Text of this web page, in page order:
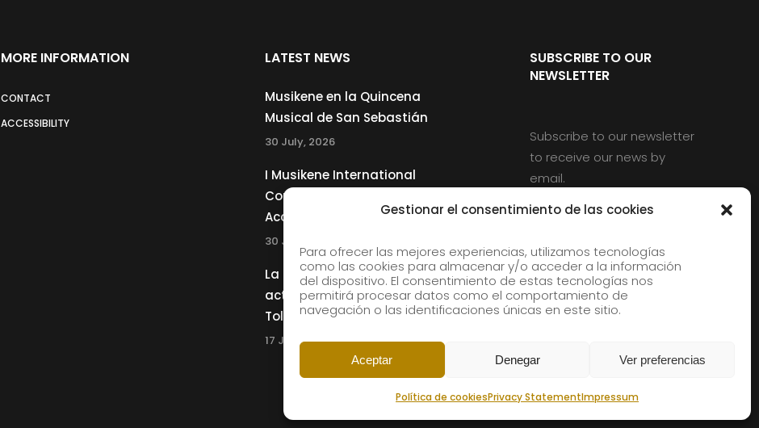
Gestionar el consentimiento de las cookies
Para ofrecer las mejores experiencias, utilizamos tecnologías
como las cookies para almacenar y/o acceder a la información
del dispositivo. El consentimiento de estas tecnologías nos
permitirá procesar datos como el comportamiento de
navegación o las identificaciones únicas en este sitio.
Aceptar Denegar Ver preferencias
Política de cookiesPrivacy StatementImpressum
MORE INFORMATION
CONTACT
ACCESSIBILITY
LATEST NEWS
Musikene en la Quincena
Musical de San Sebastián
30 July, 2026
I Musikene International
Competition for Young
Accordionists
30 July, 2026
La Musikene Big Band
actuará junto a Charles
Tolliver en el 61 Jazzaldia
17 July, 2026
SUBSCRIBE TO OUR
NEWSLETTER
Subscribe to our newsletter
to receive our news by
email.